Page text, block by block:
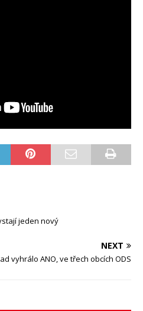
jeden nový
NEXT
vyhrálo ANO, ve třech obcích ODS